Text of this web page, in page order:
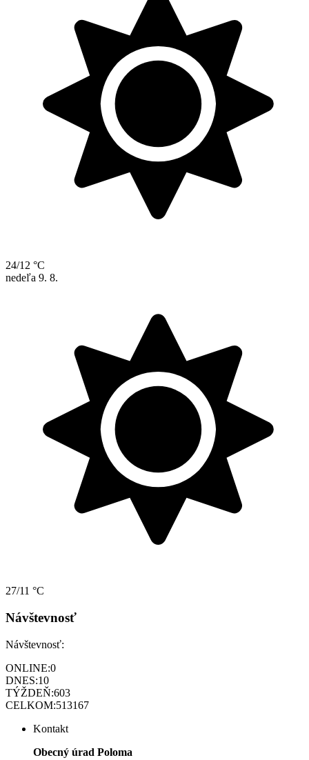
24/12 °C
nedeľa 9. 8.
27/11 °C
Návštevnosť
Návštevnosť:
ONLINE:0
DNES:10
TÝŽDEŇ:603
CELKOM:513167
Kontakt
Obecný úrad Poloma